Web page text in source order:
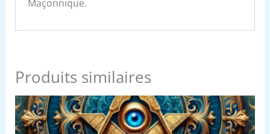
Maçonnique.
Produits similaires